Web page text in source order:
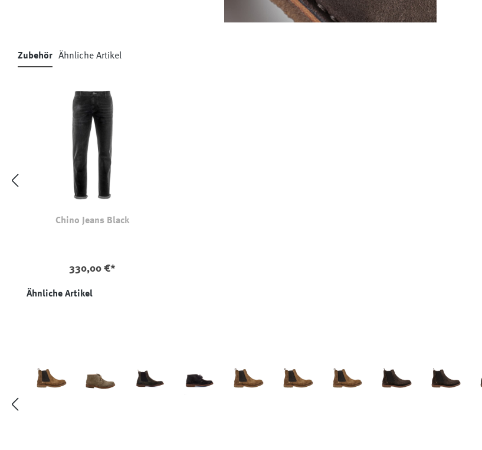
Zubehör Ähnliche Artikel
Chino Jeans Black
330,00 €*
Produktgalerie überspringen
Ähnliche Artikel